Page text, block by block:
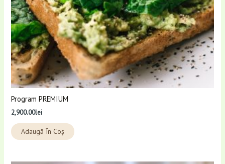
Program PREMIUM
2,900.00lei
Adaugă În Coș